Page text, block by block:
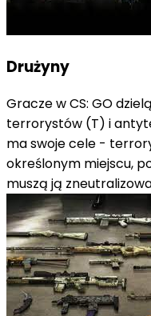
Drużyny
Gracze w CS: GO
terrorystów (T) i
ma swoje cele -
określonym miejscu,
muszą ją